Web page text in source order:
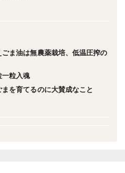
天日乾燥も昔ながらの地元で
部なので昔から雑穀は育てら
差で糖度や旨味の高いにんに
すが、トマトなどの野菜も市
ま油は無農薬栽培、低温圧搾の
一粒入魂
を育てるのに大賛成なこと